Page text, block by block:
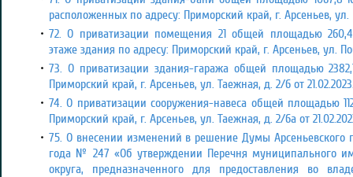
расположенных по адресу: Приморский край, г. Арсеньев, ул.
72. О приватизации помещения 21 общей площадью
этаже здания по адресу: Приморский край, г. Арсеньев, ул.
73. О приватизации здания-гаража общей площадью
Приморский край, г. Арсеньев, ул. Таежная, д. 2/6 от
74. О приватизациисооружения-навеса общей площадью
Приморский край, г. Арсеньев, ул. Таежная, д. 2/6а от
75. О внесении изменений в решение Думы Арсеньевского
года № 247 «Об утверждении Перечня муниципального
округа, предназначенного для предоставления во